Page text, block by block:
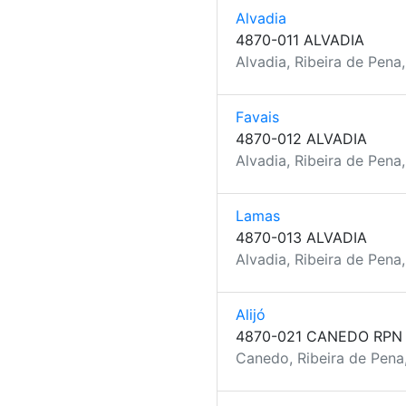
Alvadia
4870-011 ALVADIA
Alvadia, Ribeira de
Favais
4870-012 ALVADIA
Alvadia, Ribeira de
Lamas
4870-013 ALVADIA
Alvadia, Ribeira de
Alijó
4870-021 CANEDO RPN
Canedo, Ribeira de